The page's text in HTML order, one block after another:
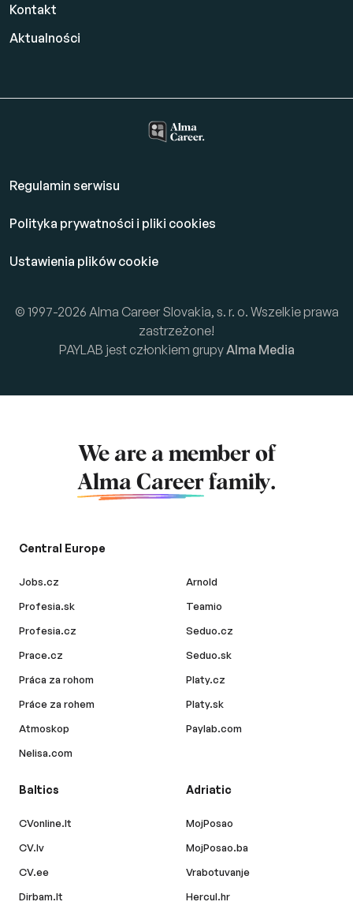
Kontakt
Aktualności
Regulamin serwisu
Polityka prywatności i pliki cookies
Ustawienia plików cookie
© 1997-2026 Alma Career Slovakia, s. r. o. Wszelkie prawa
zastrzeżone!
PAYLAB jest członkiem grupy Alma Media
We are a member of
Alma Career family.
Central Europe
Jobs.cz
Profesia.sk
Profesia.cz
Prace.cz
Práca za rohom
Práce za rohem
Atmoskop
Nelisa.com
Arnold
Teamio
Seduo.cz
Seduo.sk
Platy.cz
Platy.sk
Paylab.com
Baltics
CVonline.lt
CV.lv
CV.ee
Dirbam.lt
Adriatic
MojPosao
MojPosao.ba
Vrabotuvanje
Hercul.hr